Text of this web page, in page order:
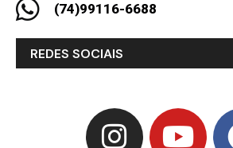
(74)99116-6688
REDES SOCIAIS